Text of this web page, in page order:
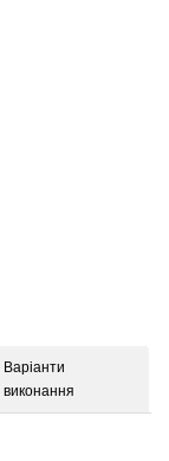
Варіанти
виконання